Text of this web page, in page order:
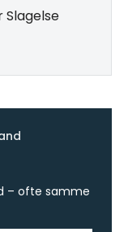
– ofte samme